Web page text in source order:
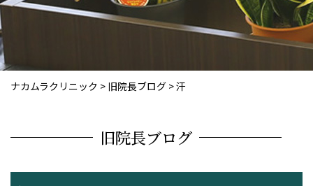
ナカムラクリニック > 旧院長ブログ >汗
旧院長ブログ